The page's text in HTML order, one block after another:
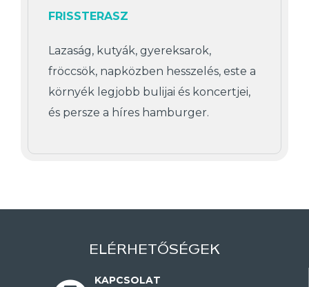
FRISSTERASZ
Lazaság, kutyák, gyereksarok,
fröccsök, napközben hesszelés, este a
környék legjobb bulijai és koncertjei,
és persze a híres hamburger.
ELÉRHETŐSÉGEK
KAPCSOLAT